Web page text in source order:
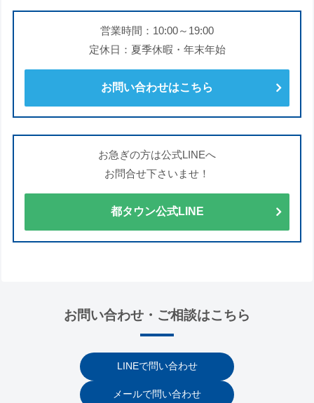
営業時間：10:00～19:00
定休日：夏季休暇・年末年始
お問い合わせはこちら
お急ぎの方は公式LINEへ
お問合せ下さいませ！
都タウン公式LINE
お問い合わせ・ご相談はこちら
LINEで問い合わせ
メールで問い合わせ